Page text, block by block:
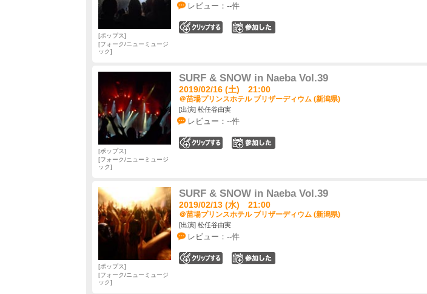
レビュー：--件
ポップス
フォーク/ニューミュージ
ック
SURF & SNOW in Naeba Vol.39
2019/02/16 (土) 21:00
＠苗場プリンスホテル ブリザーディウム (新潟県)
[出演] 松任谷由実
レビュー：--件
ポップス
フォーク/ニューミュージ
ック
SURF & SNOW in Naeba Vol.39
2019/02/13 (水) 21:00
＠苗場プリンスホテル ブリザーディウム (新潟県)
[出演] 松任谷由実
レビュー：--件
ポップス
フォーク/ニューミュージ
ック